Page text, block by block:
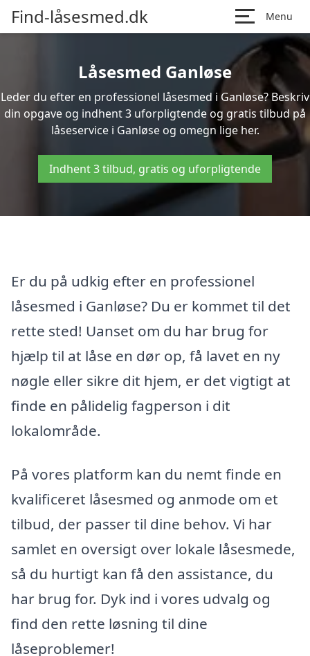
Find-låsesmed.dk Menu
Låsesmed Ganløse
Leder du efter en professionel låsesmed i Ganløse? Beskriv
din opgave og indhent 3 uforpligtende og gratis tilbud på
låseservice i Ganløse og omegn lige her.
Indhent 3 tilbud, gratis og uforpligtende
Er du på udkig efter en professionel
låsesmed i Ganløse? Du er kommet til det
rette sted! Uanset om du har brug for
hjælp til at låse en dør op, få lavet en ny
nøgle eller sikre dit hjem, er det vigtigt at
finde en pålidelig fagperson i dit
lokalområde.
På vores platform kan du nemt finde en
kvalificeret låsesmed og anmode om et
tilbud, der passer til dine behov. Vi har
samlet en oversigt over lokale låsesmede,
så du hurtigt kan få den assistance, du
har brug for. Dyk ind i vores udvalg og
find den rette løsning til dine
låseproblemer!